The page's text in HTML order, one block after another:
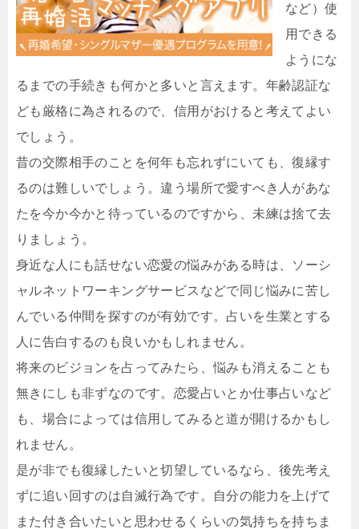
など）使
用できる
ようにな
るまでの手続きも何かと多いと言えます。年齢認証な
ども厳格に為されるので、信用がおけると考えてよい
でしょう。
昔の交際相手のことを何年も忘れずにいても、復縁す
るのは難しいでしょう。違う場所で愛すべき人があな
たを今か今かと待っているのですから、未練は捨て去
りましょう。
身近な人にも話せない恋愛の悩みがある時は、ソーシ
ャルネットワーキングサービスなどで同じ悩みに苦し
んでいる仲間を探すのが有効です。占いを生業とする
人に告白するのも良いかもしれません。
将来のビジョンを占ってみたら、悩みも消えることも
無きにしも非ずなのです。恋愛占いとか仕事占いなど
も、場合によっては信用してみると道が開けるかもし
れません。
是が非でも復縁したいと切望しているなら、後先考え
ずに追い回すのは自滅行為です。自分の能力を上げて
また付き合いたいと思わせるくらいの気持ちを持ちま